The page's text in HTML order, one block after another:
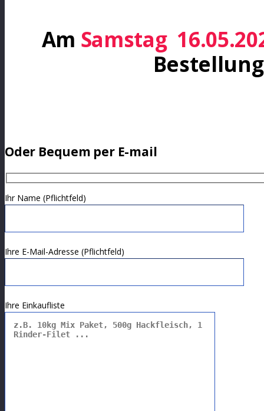
Am Samstag
Oder Bequem per E-mail
Ihr Name (Pflichtfeld)
Ihre E-Mail-Adresse (Pflichtfeld)
Ihre Einkaufliste